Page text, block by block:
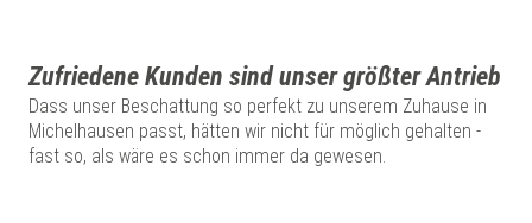
Zufriedene Kunden sind unser größter Antrieb
Dass unser Beschattung so perfekt zu unserem Zuhause in
Michelhausen passt, hätten wir nicht für möglich gehalten -
fast so, als wäre es schon immer da gewesen.